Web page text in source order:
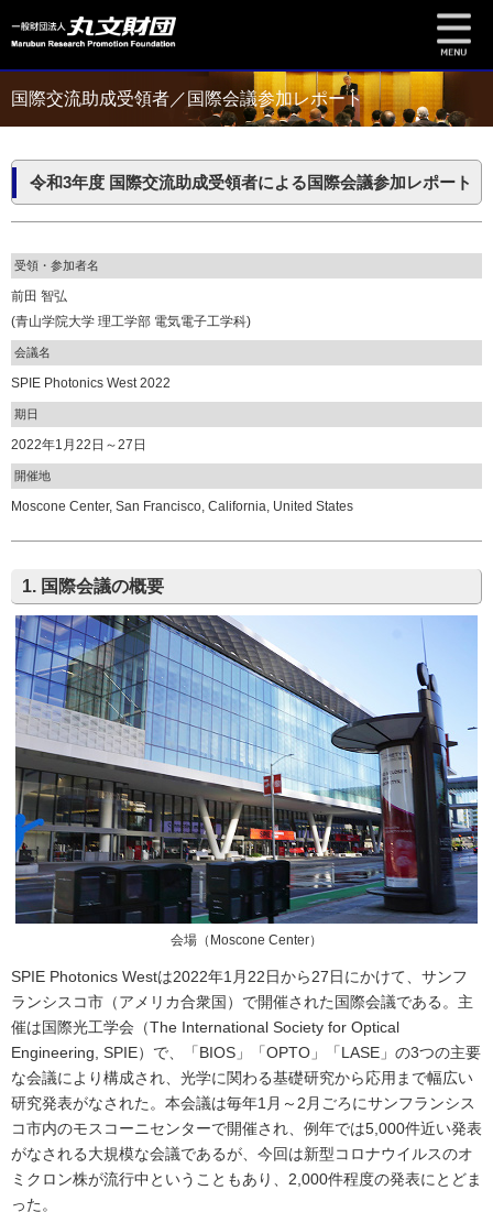
国際交流助成受領者／国際会議参加レポート
令和3年度 国際交流助成受領者による国際会議参加レポート
受領・参加者名
前田 智弘
(青山学院大学 理工学部 電気電子工学科)
会議名
SPIE Photonics West 2022
期日
2022年1月22日～27日
開催地
Moscone Center, San Francisco, California, United States
1. 国際会議の概要
会場（Moscone Center）
SPIE Photonics Westは2022年1月22日から27日にかけて、サンフ
ランシスコ市（アメリカ合衆国）で開催された国際会議である。主
催は国際光工学会（The International Society for Optical
Engineering, SPIE）で、「BIOS」「OPTO」「LASE」の3つの主要
な会議により構成され、光学に関わる基礎研究から応用まで幅広い
研究発表がなされた。本会議は毎年1月～2月ごろにサンフランシス
コ市内のモスコーニセンターで開催され、例年では5,000件近い発表
がなされる大規模な会議であるが、今回は新型コロナウイルスのオ
ミクロン株が流行中ということもあり、2,000件程度の発表にとどま
った。